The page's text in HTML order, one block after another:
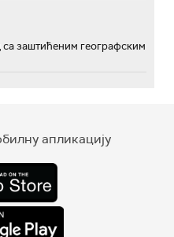
заштићеним географским
апликацију